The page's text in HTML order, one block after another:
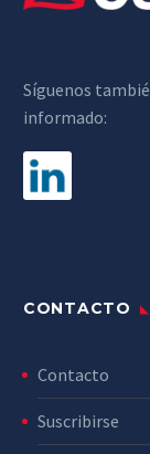
Síguenos
informado:
CONTACTO
Contacto
Suscribirse